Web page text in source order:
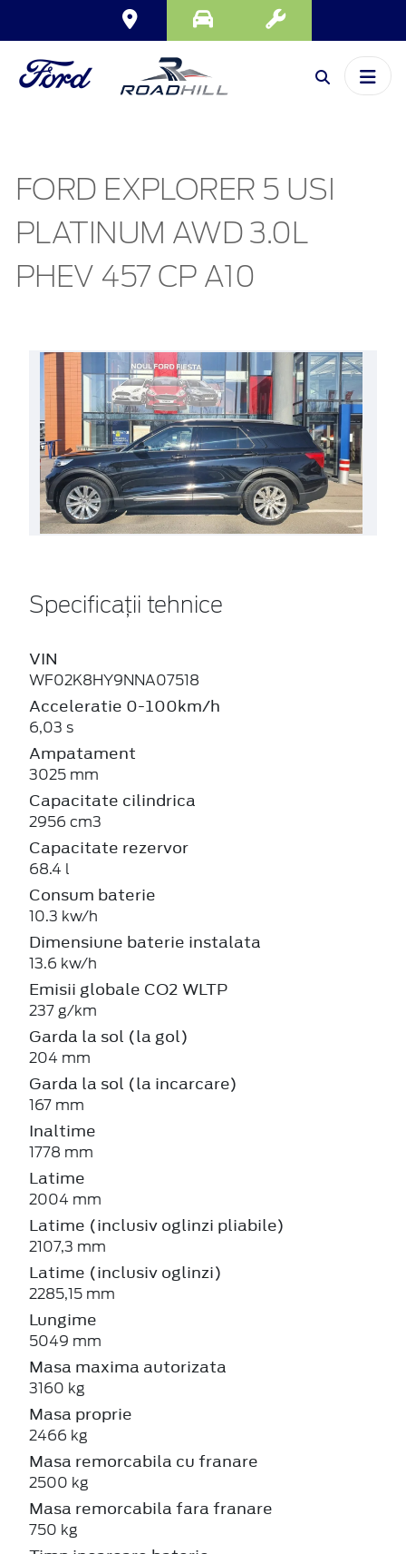
FORD EXPLORER 5 USI
PLATINUM AWD 3.0L
PHEV 457 CP A10
Specificații tehnice
VIN
WF02K8HY9NNA07518
Acceleratie 0-100km/h
6,03 s
Ampatament
3025 mm
Capacitate cilindrica
2956 cm3
Capacitate rezervor
68.4 l
Consum baterie
10.3 kw/h
Dimensiune baterie instalata
13.6 kw/h
Emisii globale CO2 WLTP
237 g/km
Garda la sol (la gol)
204 mm
Garda la sol (la incarcare)
167 mm
Inaltime
1778 mm
Latime
2004 mm
Latime (inclusiv oglinzi pliabile)
2107,3 mm
Latime (inclusiv oglinzi)
2285,15 mm
Lungime
5049 mm
Masa maxima autorizata
3160 kg
Masa proprie
2466 kg
Masa remorcabila cu franare
2500 kg
Masa remorcabila fara franare
750 kg